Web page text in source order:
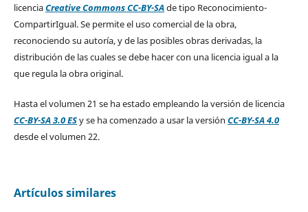
licenciaCreative Commons CC-BY-SAde tipo Reconocimiento-
CompartirIgual. Se permite el uso comercial de la obra,
reconociendo su autoría, y de las posibles obras derivadas, la
distribución de las cuales se debe hacer con una licencia igual a la
que regula la obra original.
Hasta el volumen 21 se ha estado empleando la versión de licencia
CC-BY-SA 3.0 ESy se ha comenzado a usar la versión CC-BY-SA 4.0
desde el volumen 22.
Artículos similares